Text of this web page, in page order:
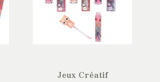
Jeux Créatif